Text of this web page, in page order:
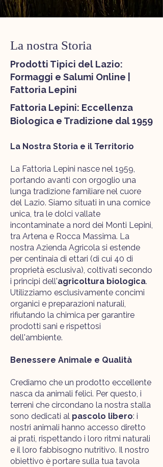
La nostra Storia
Prodotti Tipici del Lazio:
Formaggi e Salumi Online |
Fattoria Lepini
Fattoria Lepini: Eccellenza
Biologica e Tradizione dal 1959
La Nostra Storia e il Territorio
La Fattoria Lepini nasce nel 1959,
portando avanti con orgoglio una
lunga tradizione familiare nel cuore
del Lazio. Siamo situati in una cornice
unica, tra le dolci vallate
incontaminate a nord dei Monti Lepini,
tra Artena e Rocca Massima. La
nostra Azienda Agricola si estende
per centinaia di ettari (di cui 40 di
proprietà esclusiva), coltivati secondo
i principi dell'agricoltura biologica.
Utilizziamo esclusivamente concimi
organici e preparazioni naturali,
rifiutando la chimica per garantire
prodotti sani e rispettosi
dell'ambiente.
Benessere Animale e Qualità
Crediamo che un prodotto eccellente
nasca da animali felici. Per questo, i
terreni che circondano la nostra stalla
sono dedicati al pascolo libero: i
nostri animali hanno accesso diretto
ai prati, rispettando i loro ritmi naturali
e il loro fabbisogno nutritivo. Il nostro
obiettivo è portare sulla tua tavola